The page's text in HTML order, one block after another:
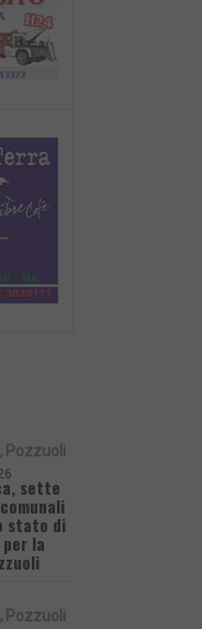
Pozzuoli
sette
stato di
la
Pozzuoli